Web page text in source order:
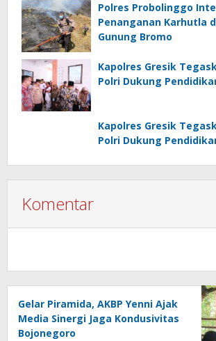
Polres Probolinggo
Penanganan Karhutla
Gunung Bromo
Kapolres Gresik
Polri Dukung
Kapolres Gresik
Polri Dukung
Komentar
Gelar Piramida, AKBP Yenni Ajak
Media Sinergi Jaga Kondusivitas
Bojonegoro